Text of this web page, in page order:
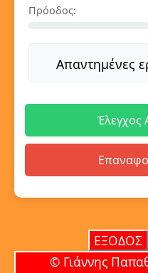
Πρόοδος:
Απαντημένες
Έλεγχος
ΕΞΟΔΟΣ
© Γιάννης